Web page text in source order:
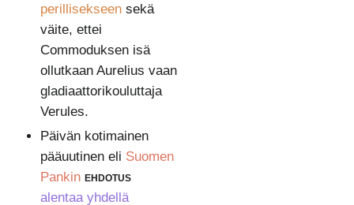
perillisekseensekä
väite, ettei
Commoduksen isä
ollutkaan Aurelius vaan
gladiaattorikouluttaja
Verules.
Päivän kotimainen
pääuutinen eli Suomen
Pankin ehdotus
alentaa yhdellä